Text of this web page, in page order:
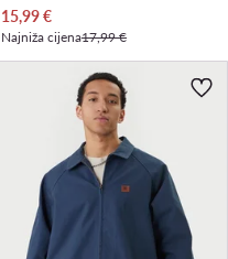
Trenutna cijena
15,99€
Najniža cijena17,99 €